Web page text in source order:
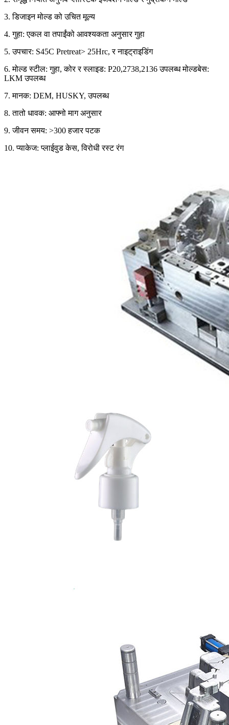
3. डिजाइन मोल्ड को उचित मूल्य
4. गुहा: एकल वा तपाईंको आवश्यकता अनुसार गुहा
5. उपचार: S45C Pretreat> 25Hrc, र नाइट्राइडिंग
6. मोल्ड स्टील: गुहा, कोर र स्लाइड: P20,2738,2136 उपलब्ध मोल्डबेस:
LKM उपलब्ध
7. मानक: DEM, HUSKY, उपलब्ध
8. तातो धावक: आफ्नो माग अनुसार
9. जीवन समय: >300 हजार पटक
10. प्याकेज: प्लाईवुड केस, विरोधी रस्ट रंग